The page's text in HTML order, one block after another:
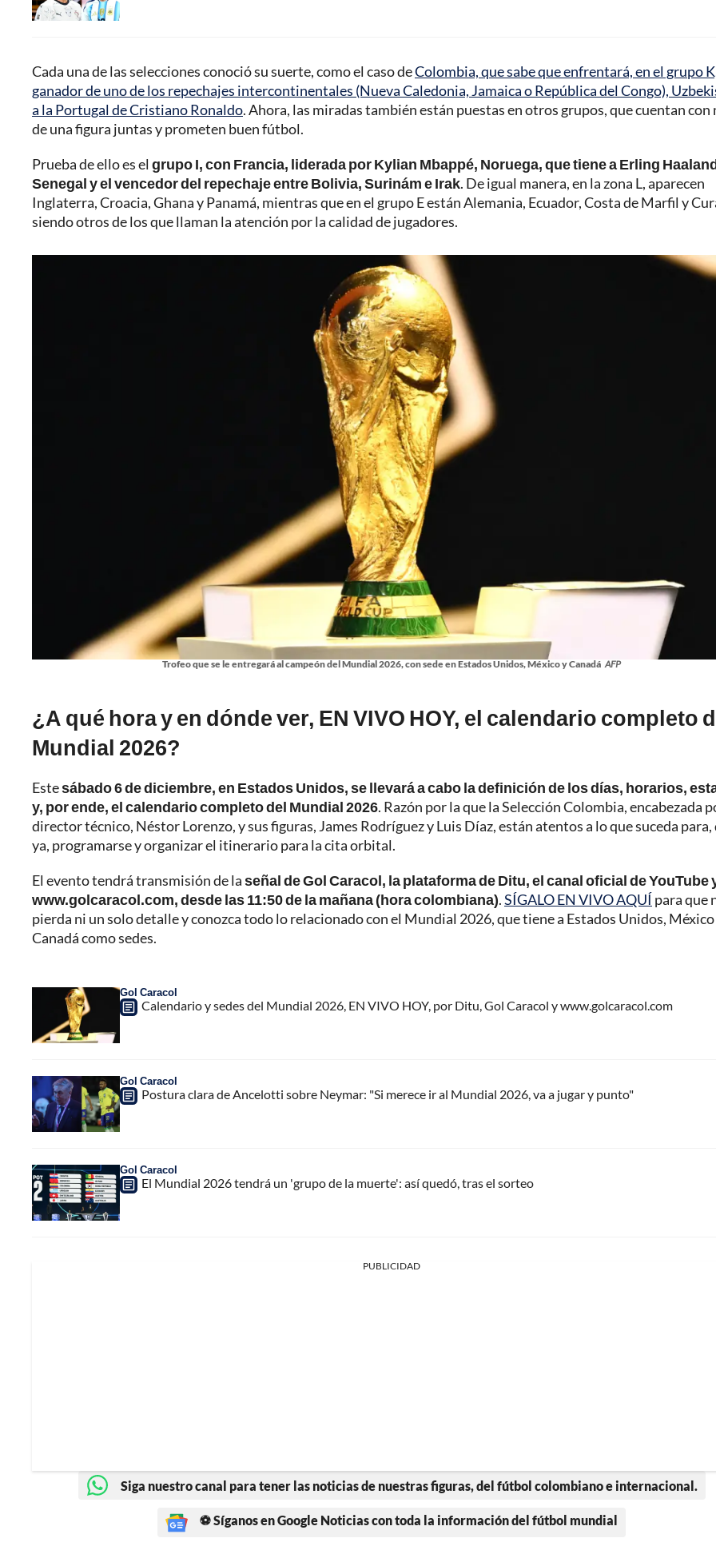
Cada una de las selecciones conoció su suerte, como el caso deColombia, que sabe que enfrentará, en el grupo
ganador de uno de los repechajes intercontinentales (Nueva Caledonia, Jamaica o República del Congo),
a la Portugal de Cristiano Ronaldo. Ahora, las miradas también están puestas en otros grupos, que cuentan con
de una figura juntas y prometen buen fútbol.
Prueba de ello es el grupo I, con Francia, liderada por Kylian Mbappé, Noruega, que tiene a Erling
Senegal y el vencedor del repechaje entre Bolivia, Surinám e Irak. De igual manera, en la zona L, aparecen
Inglaterra, Croacia, Ghana y Panamá, mientras que en el grupo E están Alemania, Ecuador, Costa de Marfil y
siendo otros de los que llaman la atención por la calidad de jugadores.
Trofeo que se le entregará al campeón del Mundial 2026, con sede en Estados Unidos, México y Canadá AFP
¿A qué hora y en dónde ver, EN VIVO HOY, el calendario completo
Mundial 2026?
Estesábado 6 de diciembre, en Estados Unidos, se llevará a cabo la definición de los días, horarios,
y, por ende, el calendario completo del Mundial 2026. Razón por la que la Selección Colombia, encabezada
director técnico, Néstor Lorenzo, y sus figuras, James Rodríguez y Luis Díaz, están atentos a lo que suceda para,
ya, programarse y organizar el itinerario para la cita orbital.
El evento tendrá transmisión de laseñal de Gol Caracol, la plataforma de Ditu, el canal oficial de YouTube
www.golcaracol.com, desde las 11:50 de la mañana (hora colombiana).SÍGALO EN VIVO AQUÍ para que
pierda ni un solo detalle y conozca todo lo relacionado con el Mundial 2026, que tiene a Estados Unidos,
Canadá como sedes.
Gol Caracol
Calendario y sedes del Mundial 2026, EN VIVO HOY, por Ditu, Gol Caracol y www.golcaracol.com
Gol Caracol
Postura clara de Ancelotti sobre Neymar: "Si merece ir al Mundial 2026, va a jugar y punto"
Gol Caracol
El Mundial 2026 tendrá un 'grupo de la muerte': así quedó, tras el sorteo
PUBLICIDAD
Siga nuestro canal para tener las noticias de nuestras figuras, del fútbol colombiano e internacional.
⚽ Síganos en Google Noticias con toda la información del fútbol mundial